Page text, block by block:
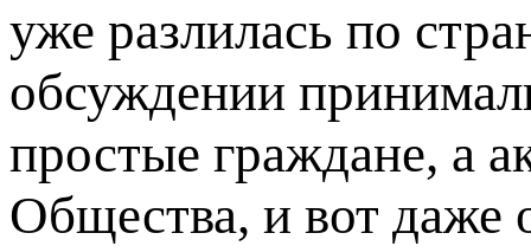
уже разлилась по
обсуждении
простые граждане, а
Общества, и вот даже